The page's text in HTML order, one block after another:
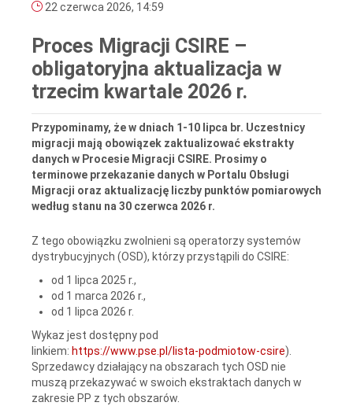
22 czerwca 2026, 14:59
Proces Migracji CSIRE –
obligatoryjna aktualizacja w
trzecim kwartale 2026 r.
Przypominamy, że w dniach 1-10 lipca br. Uczestnicy
migracji mają obowiązek zaktualizować ekstrakty
danych w Procesie Migracji CSIRE. Prosimy o
terminowe przekazanie danych w Portalu Obsługi
Migracji oraz aktualizację liczby punktów pomiarowych
według stanu na 30 czerwca 2026 r.
Z tego obowiązku zwolnieni są operatorzy systemów
dystrybucyjnych (OSD), którzy przystąpili do CSIRE:
od 1 lipca 2025 r.,
od 1 marca 2026 r.,
od 1 lipca 2026 r.
Wykaz jest dostępny pod
linkiem: https://www.pse.pl/lista-podmiotow-csire).
Sprzedawcy działający na obszarach tych OSD nie
muszą przekazywać w swoich ekstraktach danych w
zakresie PP z tych obszarów.